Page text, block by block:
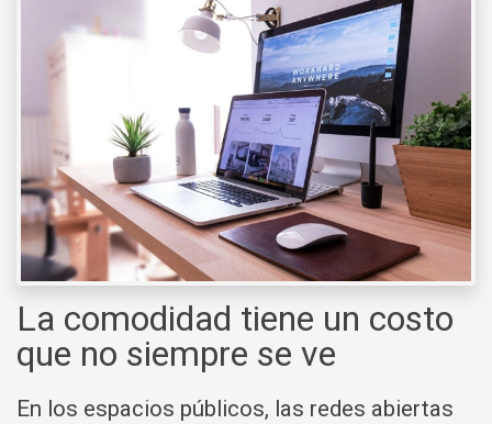
La comodidad tiene un costo
que no siempre se ve
En los espacios públicos, las redes abiertas